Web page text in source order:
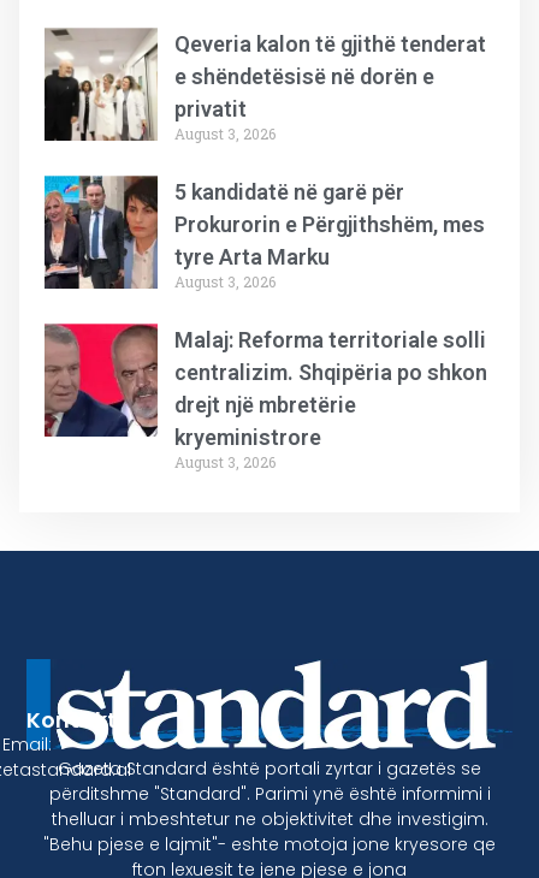
Qeveria kalon të gjithë tenderat
e shëndetësisë në dorën e
privatit
August 3, 2026
5 kandidatë në garë për
Prokurorin e Përgjithshëm, mes
tyre Arta Marku
August 3, 2026
Malaj: Reforma territoriale solli
centralizim. Shqipëria po shkon
drejt një mbretërie
kryeministrore
August 3, 2026
Gazeta Standard është portali zyrtar i gazetës se
përditshme "Standard". Parimi ynë është informimi i
thelluar i mbeshtetur ne objektivitet dhe investigim.
"Behu pjese e lajmit"- eshte motoja jone kryesore qe
fton lexuesit te jene pjese e jona
Kontakt
Email: